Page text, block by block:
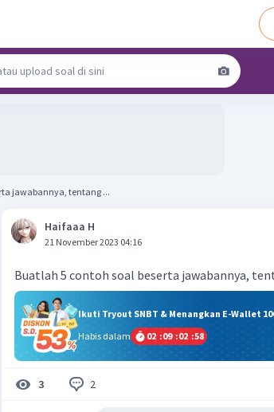
jawabannya, tentang ...
Haifaaa H
21 November 2023 04:16
Buatlah 5 contoh soal beserta jawabannya,
Ikuti Tryout SNBT & Menangkan E-Wallet
Habis dalam
02 :09 :02 :58
3 2